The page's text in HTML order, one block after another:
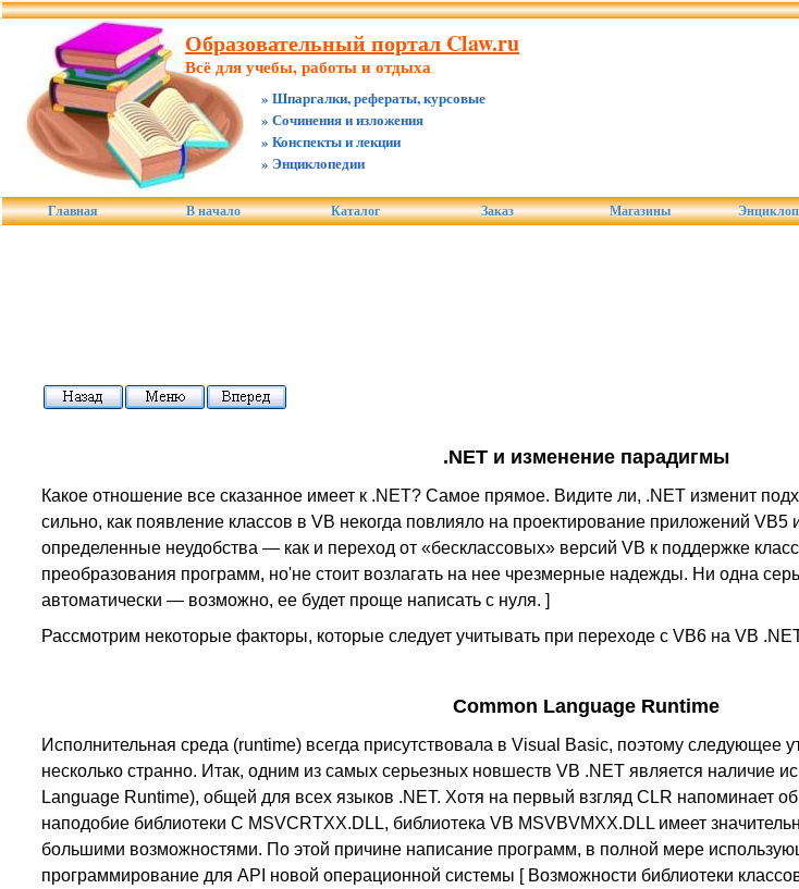
Образовательный портал Claw.ru
Всё для учебы, работы и отдыха
» Шпаргалки, рефераты, курсовые
» Сочинения и изложения
» Конспекты и лекции
» Энциклопедии
Главная В начало Каталог Заказ Магазины
.NET и изменение парадигмы
Какое отношение все сказанное имеет к .NET? Самое прямое. Видите ли, .NET изменит
сильно, как появление классов в VB некогда повлияло на проектирование приложений
определенные неудобства — как и переход от «бесклассовых» версий VB к поддержке
преобразования программ, но'не стоит возлагать на нее чрезмерные надежды. Ни одна
автоматически — возможно, ее будет проще написать с нуля. ]
Рассмотрим некоторые факторы, которые следует учитывать при переходе с VB6 на VB
Common Language Runtime
Исполнительная среда (runtime) всегда присутствовала в Visual Basic, поэтому следующее
несколько странно. Итак, одним из самых серьезных новшеств VB .NET является наличие
Language Runtime), общей для всех языков .NET. Хотя на первый взгляд CLR напоминает
наподобие библиотеки С MSVCRTXX.DLL, библиотека VB MSVBVMXX.DLL имеет
большими возможностями. По этой причине написание программ, в полной мере
программирование для API новой операционной системы [ Возможности библиотеки